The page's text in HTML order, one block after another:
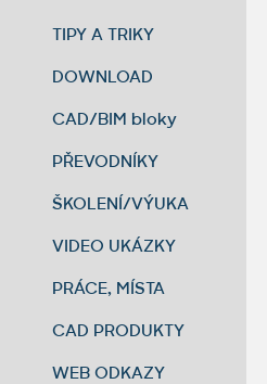
TIPY A TRIKY
DOWNLOAD
CAD/BIM bloky
PŘEVODNÍKY
ŠKOLENÍ/VÝUKA
VIDEO UKÁZKY
PRÁCE, MÍSTA
CAD PRODUKTY
WEB ODKAZY